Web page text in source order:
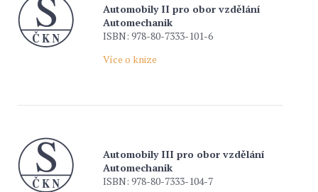
Automobily II pro obor vzdělání
Automechanik
ISBN: 978-80-7333-101-6
Více o knize
Automobily III pro obor vzdělání
Automechanik
ISBN: 978-80-7333-104-7